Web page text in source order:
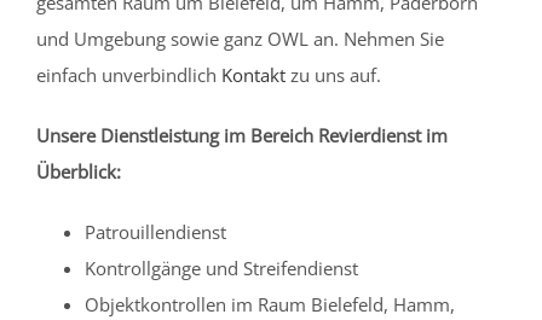
und Umgebung sowie ganz OWL an. Nehmen Sie
einfach unverbindlich Kontakt zu uns auf.
Unsere Dienstleistung im Bereich Revierdienst im
Überblick:
Patrouillendienst
Kontrollgänge und Streifendienst
Objektkontrollen im Raum Bielefeld, Hamm,